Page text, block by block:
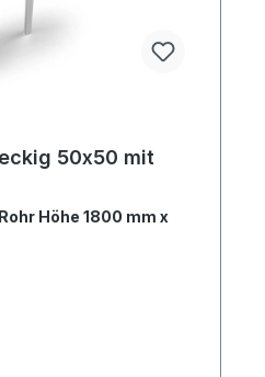
50x50 mit
Rohr Höhe 1800 mm x